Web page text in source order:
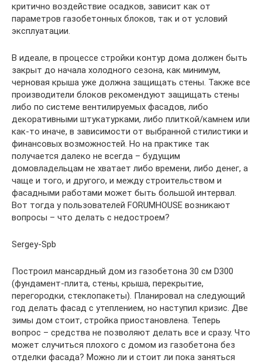
критично воздействие осадков, зависит как от
параметров газобетонных блоков, так и от условий
эксплуатации.
В идеале, в процессе стройки контур дома должен быть
закрыт до начала холодного сезона, как минимум,
черновая крыша уже должна защищать стены. Также все
производители блоков рекомендуют защищать стены
либо по системе вентилируемых фасадов, либо
декоративными штукатурками, либо плиткой/камнем или
как-то иначе, в зависимости от выбранной стилистики и
финансовых возможностей. Но на практике так
получается далеко не всегда – будущим
домовладельцам не хватает либо времени, либо денег, а
чаще и того, и другого, и между строительством и
фасадными работами может быть большой интервал.
Вот тогда у пользователей FORUMHOUSE возникают
вопросы – что делать с недостроем?
Sergey-Spb
Построил мансардный дом из газобетона 30 см D300
(фундамент-плита, стены, крыша, перекрытие,
перегородки, стеклопакеты). Планировал на следующий
год делать фасад с утеплением, но наступил кризис. Две
зимы дом стоит, стройка приостановлена. Теперь
вопрос – средства не позволяют делать все и сразу. Что
может случиться плохого с домом из газобетона без
отделки фасада? Можно ли и стоит ли пока заняться